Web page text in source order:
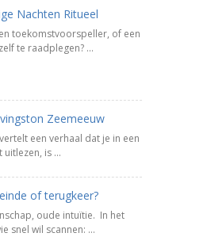
Nachten Ritueel
toekomstvoorspeller, of een
te raadplegen? ...
Zeemeeuw
een verhaal dat je in een
is ...
of terugkeer?
oude intuïtie. In het
snel wil scannen: ...